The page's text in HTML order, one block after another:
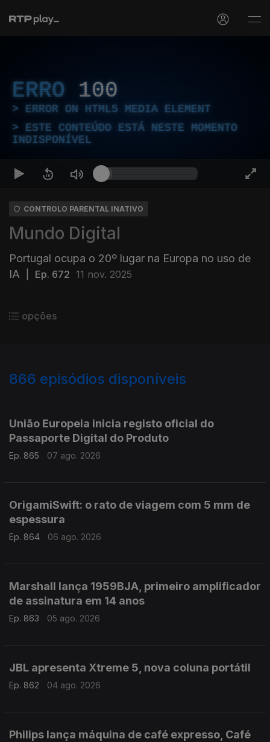
ERRO 100
ERROR ON HTML5 MEDIA ELEMENT
ESTE CONTEÚDO ESTÁ NESTE MOMENTO
INDISPONÍVEL
CONTROLO PARENTAL INATIVO
Mundo Digital
Portugal ocupa o 20º lugar na Europa no uso de
IA
Ep. 672 11 nov. 2025
opções
866 episódios disponíveis
União Europeia inicia registo oficial do
Passaporte Digital do Produto
Ep. 865 07 ago. 2026
OrigamiSwift: o rato de viagem com 5 mm de
espessura
Ep. 864 06 ago. 2026
Marshall lança 1959BJA, primeiro amplificador
de assinatura em 14 anos
Ep. 863 05 ago. 2026
JBL apresenta Xtreme 5, nova coluna portátil
Ep. 862 04 ago. 2026
Philips lança máquina de café expresso, Café